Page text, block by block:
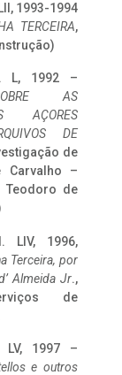
1993-1994
TERCEIRA,
L, 1992 –
AS
AÇORES
DE
de
Carvalho –
Teodoro de
LIV, 1996,
Terceira, por
Almeida Jr.,
de
LV, 1997 –
e outros